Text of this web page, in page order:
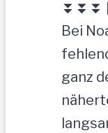
⏬⏬⏬
Bei
ganz